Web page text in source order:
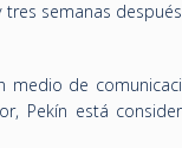
semanas
medio de
Pekín está